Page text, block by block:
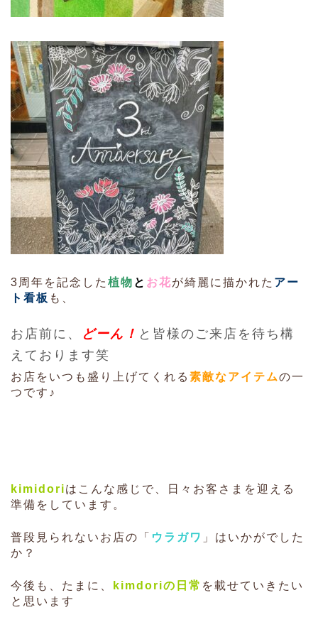
3周年を記念した 植物 と お花が綺麗に描かれた アー
ト看板 も、
お店前に、 どーん！ と皆様のご来店を待ち構
えております笑
お店をいつも盛り上げてくれる 素敵なアイテムの一
つです♪
kimidoriはこんな感じで、日々お客さまを迎える
準備をしています。
普段見られないお店の「 ウラガワ 」はいかがでした
か？
今後も、たまに、 kimdoriの日常 を載せていきたい
と思います